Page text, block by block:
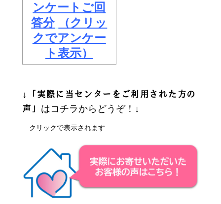
ンケートご回
答分
（クリッ
クでアンケー
ト表示）
↓
「実際に当センターをご利用された方の
声」 はコチラからどうぞ！↓
クリックで表示されます